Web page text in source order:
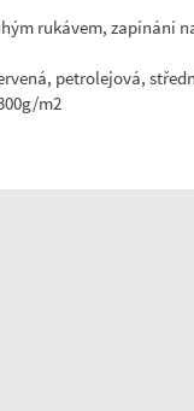
rukávem, zapínání
petrolejová,
m2